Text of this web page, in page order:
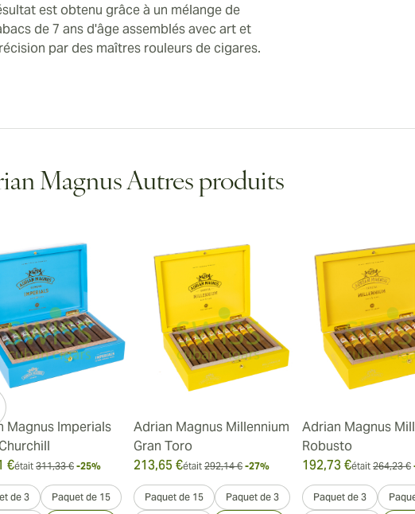
est obtenu grâce à un mélange de
de 7 ans d'âge assemblés avec art et
par des maîtres rouleurs de cigares.
Magnus Autres produits
Magnus Imperials
€était 311,33 € -25%
de 3 Paquet de 15
Adrian Magnus Millennium
Gran Toro
213,65 €était 292,14 € -27%
Paquet de 15 Paquet de 3
Adrian Magnus
Robusto
192,73 €était 264,23 €
Paquet de 3